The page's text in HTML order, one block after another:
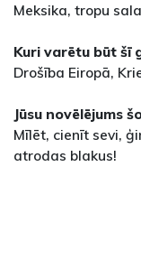
Meksika, tropu
Kuri varētu būt šī
Drošība Eiropā,
Jūsu novēlējums
Mīlēt, cienīt sevi,
atrodas blakus!